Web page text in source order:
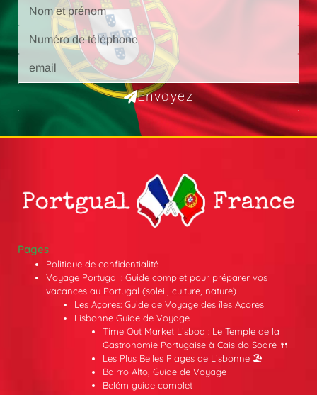
Envoyez
Pages
Politique de confidentialité
Voyage Portugal : Guide complet pour préparer vos
vacances au Portugal (soleil, culture, nature)
Les Açores: Guide de Voyage des îles Açores
Lisbonne Guide de Voyage
Time Out Market Lisboa : Le Temple de la
Gastronomie Portugaise à Cais do Sodré 🍴
Les Plus Belles Plages de Lisbonne 🏖️
Bairro Alto, Guide de Voyage
Belém guide complet